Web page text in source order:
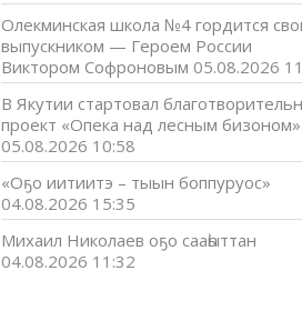
Олекминская школа №4 гордится
выпускником — Героем России
Виктором Софроновым 05.08.2026
В Якутии стартовал
проект «Опека над лесным бизоном»
05.08.2026 10:58
«Оҕо иитиитэ – тыын боппуруос»
04.08.2026 15:35
Михаил Николаев оҕо сааһыттан
04.08.2026 11:32